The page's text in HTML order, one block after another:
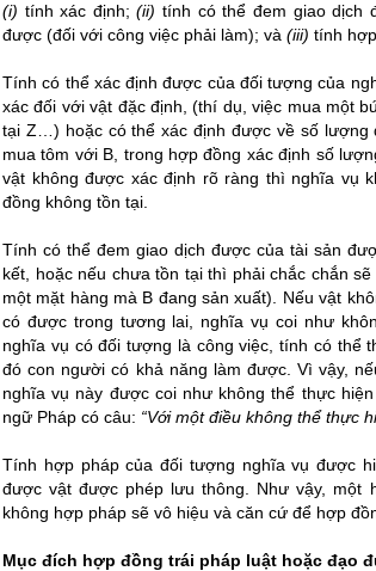
(i) tính xác định;(ii) tính có thể đem giao dịch
được (đối với công việc phải làm); và (iii) tính
Tính có thể xác định được của đối tượng của
xác đối với vật đặc định, (thí dụ, việc mua một
tại Z…) hoặc có thể xác định được về số lượng
mua tôm với B, trong hợp đồng xác định số
vật không được xác định rõ ràng thì nghĩa vụ
đồng không tồn tại.
Tính có thể đem giao dịch được của tài sản
kết, hoặc nếu chưa tồn tại thì phải chắc chắn
một mặt hàng mà B đang sản xuất). Nếu vật
có được trong tương lai, nghĩa vụ coi như
nghĩa vụ có đối tượng là công việc, tính có thể
đó con người có khả năng làm được. Vì vậy,
nghĩa vụ này được coi như không thể thực
ngữ Pháp có câu: “Với một điều không thể thực
Tính hợp pháp của đối tượng nghĩa vụ được
được vật được phép lưu thông. Như vậy, một
không hợp pháp sẽ vô hiệu và căn cứ để hợp
Mục đích hợp đồng trái pháp luật hoặc đạo